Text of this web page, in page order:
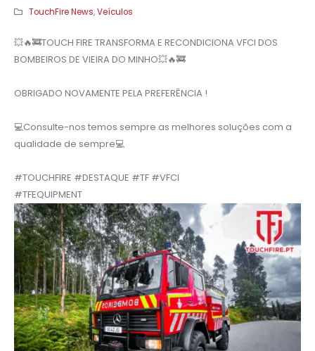
TouchFire News,Veículos
💥🔥🚒TOUCH FIRE TRANSFORMA E RECONDICIONA VFCI DOS
BOMBEIROS DE VIEIRA DO MINHO💥🔥🚒
OBRIGADO NOVAMENTE PELA PREFERÊNCIA !
💻Consulte-nos temos sempre as melhores soluções com a
qualidade de sempre💻
#TOUCHFIRE #DESTAQUE #TF #VFCI
#TFEQUIPMENT